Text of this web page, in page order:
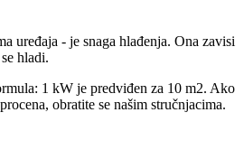
uređaja - je snaga hlađenja. Ona zavisi
hladi.
1 kW je predviđen za 10 m2. Ako
obratite se našim stručnjacima.